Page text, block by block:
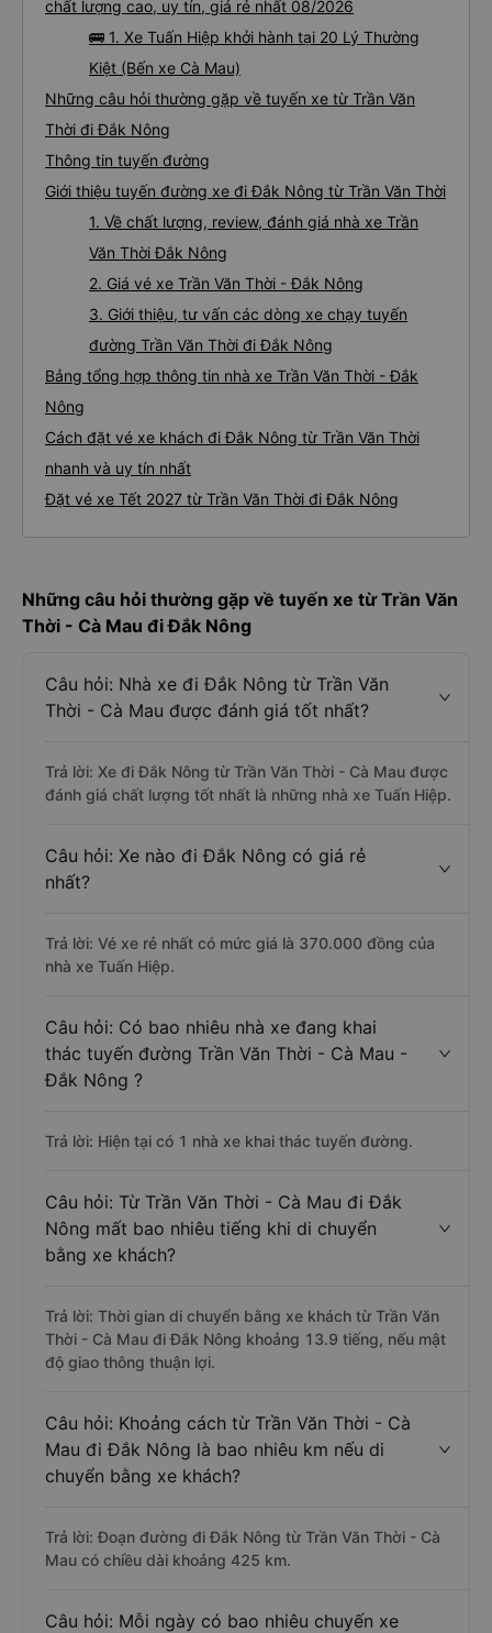
chất lượng cao, uy tín, giá rẻ nhất 08/2026
🚌 1. Xe Tuấn Hiệp khởi hành tại 20 Lý Thường
Kiệt (Bến xe Cà Mau)
Những câu hỏi thường gặp về tuyến xe từ Trần Văn
Thời đi Đắk Nông
Thông tin tuyến đường
Giới thiệu tuyến đường xe đi Đắk Nông từ Trần Văn Thời
1. Về chất lượng, review, đánh giá nhà xe Trần
Văn Thời Đắk Nông
2. Giá vé xe Trần Văn Thời - Đắk Nông
3. Giới thiệu, tư vấn các dòng xe chạy tuyến
đường Trần Văn Thời đi Đắk Nông
Bảng tổng hợp thông tin nhà xe Trần Văn Thời - Đắk
Nông
Cách đặt vé xe khách đi Đắk Nông từ Trần Văn Thời
nhanh và uy tín nhất
Đặt vé xe Tết 2027 từ Trần Văn Thời đi Đắk Nông
Những câu hỏi thường gặp về tuyến xe từ Trần Văn
Thời - Cà Mau đi Đắk Nông
Câu hỏi: Nhà xe đi Đắk Nông từ Trần Văn
Thời - Cà Mau được đánh giá tốt nhất?
Trả lời: Xe đi Đắk Nông từ Trần Văn Thời - Cà Mau được
đánh giá chất lượng tốt nhất là những nhà xe Tuấn Hiệp.
Câu hỏi: Xe nào đi Đắk Nông có giá rẻ
nhất?
Trả lời: Vé xe rẻ nhất có mức giá là 370.000 đồng của
nhà xe Tuấn Hiệp.
Câu hỏi: Có bao nhiêu nhà xe đang khai
thác tuyến đường Trần Văn Thời - Cà Mau -
Đắk Nông ?
Trả lời: Hiện tại có 1 nhà xe khai thác tuyến đường.
Câu hỏi: Từ Trần Văn Thời - Cà Mau đi Đắk
Nông mất bao nhiêu tiếng khi di chuyển
bằng xe khách?
Trả lời: Thời gian di chuyển bằng xe khách từ Trần Văn
Thời - Cà Mau đi Đắk Nông khoảng 13.9 tiếng, nếu mật
độ giao thông thuận lợi.
Câu hỏi: Khoảng cách từ Trần Văn Thời - Cà
Mau đi Đắk Nông là bao nhiêu km nếu di
chuyển bằng xe khách?
Trả lời: Đoạn đường đi Đắk Nông từ Trần Văn Thời - Cà
Mau có chiều dài khoảng 425 km.
Câu hỏi: Mỗi ngày có bao nhiêu chuyến xe